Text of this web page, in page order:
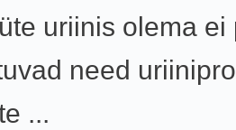
uriinis olema ei
need
...